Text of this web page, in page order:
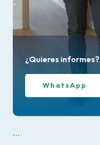
¿Quieres informes?
WhatsApp
...